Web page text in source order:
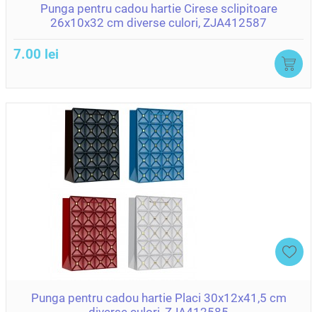
Punga pentru cadou hartie Cirese sclipitoare
26x10x32 cm diverse culori, ZJA412587
7.00 lei
Punga pentru cadou hartie Placi 30x12x41,5 cm